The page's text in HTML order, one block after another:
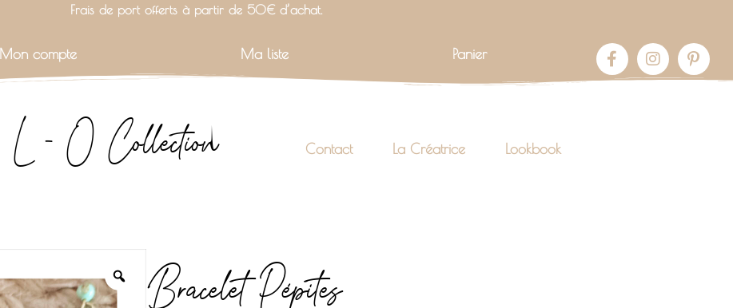
Frais de port offerts à partir de 50€ d’achat.
Mon compte Ma liste Panier
L - O Collection Contact La Créatrice Lookbook
Bracelet Pépites